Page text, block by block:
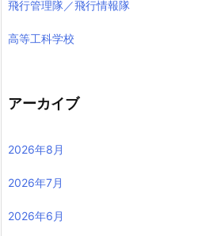
飛行管理隊／飛行情報隊
高等工科学校
アーカイブ
2026年8月
2026年7月
2026年6月